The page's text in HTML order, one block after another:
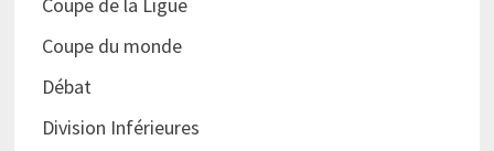
Coupe de la Ligue
Coupe du monde
Débat
Division Inférieures